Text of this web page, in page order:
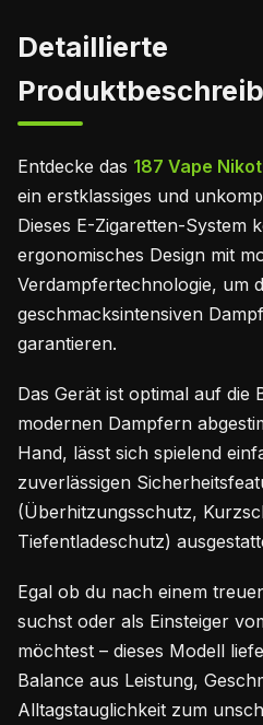
Detaillierte
Entdecke das 187 Vape
ein erstklassiges und
Dieses E-Zigaretten-System
ergonomisches Design mit
Verdampfertechnologie, um
geschmacksintensiven
garantieren.
Das Gerät ist optimal auf die
modernen Dampfern
Hand, lässt sich spielend
zuverlässigen
(Überhitzungsschutz,
Tiefentladeschutz)
Egal ob du nach einem
suchst oder als Einsteiger
möchtest – dieses Modell
Balance aus Leistung,
Alltagstauglichkeit zum